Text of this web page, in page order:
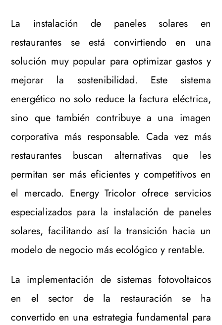
La instalación de paneles solares en
restaurantes se está convirtiendo en una
solución muy popular para optimizar gastos y
mejorar la sostenibilidad. Este sistema
energético no solo reduce la factura eléctrica,
sino que también contribuye a una imagen
corporativa más responsable. Cada vez más
restaurantes buscan alternativas que les
permitan ser más eficientes y competitivos en
el mercado. Energy Tricolor ofrece servicios
especializados para la instalación de paneles
solares, facilitando así la transición hacia un
modelo de negocio más ecológico y rentable.
La implementación de sistemas fotovoltaicos
en el sector de la restauración se ha
convertido en una estrategia fundamental para